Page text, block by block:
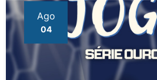
Ago
04